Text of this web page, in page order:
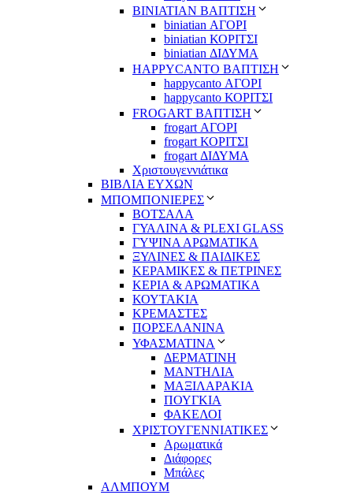
ΒΙΝΙΑΤΙΑΝ ΒΑΠΤΙΣΗ
biniatian ΑΓΟΡΙ
biniatian ΚΟΡΙΤΣΙ
biniatian ΔΙΔΥΜΑ
HAPPYCANTO ΒΑΠΤΙΣΗ
happycanto ΑΓΟΡΙ
happycanto ΚΟΡΙΤΣΙ
FROGART ΒΑΠΤΙΣΗ
frogart ΑΓΟΡΙ
frogart ΚΟΡΙΤΣΙ
frogart ΔΙΔΥΜΑ
Χριστουγεννιάτικα
ΒΙΒΛΙΑ ΕΥΧΩΝ
ΜΠΟΜΠΟΝΙΕΡΕΣ
ΒΟΤΣΑΛΑ
ΓΥΑΛΙΝΑ & PLEXI GLASS
ΓΥΨΙΝΑ ΑΡΩΜΑΤΙΚΑ
ΞΥΛΙΝΕΣ & ΠΑΙΔΙΚΕΣ
ΚΕΡΑΜΙΚΕΣ & ΠΕΤΡΙΝΕΣ
ΚΕΡΙΑ & ΑΡΩΜΑΤΙΚΑ
ΚΟΥΤΑΚΙΑ
ΚΡΕΜΑΣΤΕΣ
ΠΟΡΣΕΛΑΝΙΝΑ
ΥΦΑΣΜΑΤΙΝA
ΔΕΡΜΑΤΙΝΗ
ΜΑΝΤΗΛΙΑ
ΜΑΞΙΛΑΡΑΚΙΑ
ΠΟΥΓΚΙΑ
ΦΑΚΕΛΟΙ
ΧΡΙΣΤΟΥΓΕΝΝΙΑΤΙΚΕΣ
Αρωματικά
Διάφορες
Μπάλες
ΑΛΜΠΟΥΜ